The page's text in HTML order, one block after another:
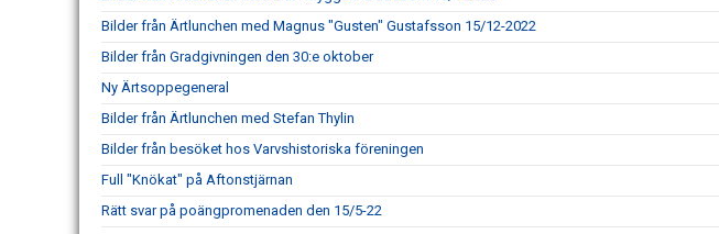
Bilder från Ärtlunchen med Magnus "Gusten" Gustafsson 15/12-2022
Bilder från Gradgivningen den 30:e oktober
Ny Ärtsoppegeneral
Bilder från Ärtlunchen med Stefan Thylin
Bilder från besöket hos Varvshistoriska föreningen
Full "Knökat" på Aftonstjärnan
Rätt svar på poängpromenaden den 15/5-22